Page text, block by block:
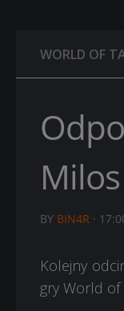
WORLD OF
BY BIN4R ·
Kolejny
gry World of